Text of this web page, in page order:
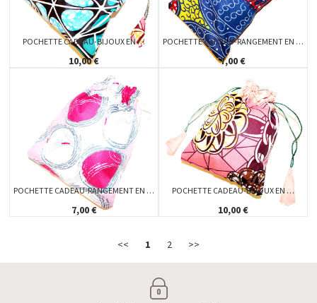
POCHETTE CADEAU-BIJOUX EN …
10,00 €
POCHETTE CADEAU-RANGEMENT EN …
7,00 €
POCHETTE CADEAU-RANGEMENT EN …
7,00 €
POCHETTE CADEAU-BIJOUX EN …
10,00 €
<< 1 2 >>